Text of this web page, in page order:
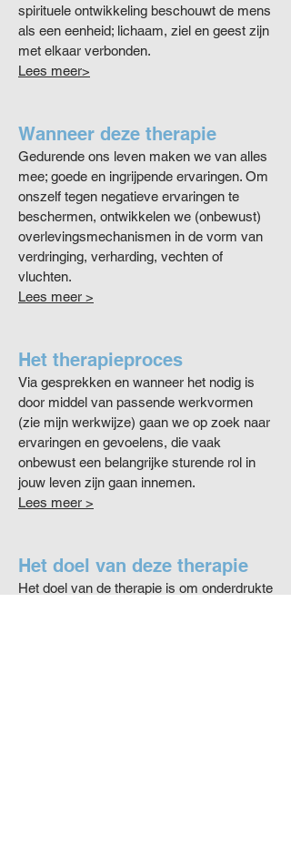
spirituele ontwikkeling beschouwt de mens
als een eenheid; lichaam, ziel en geest zijn
met elkaar verbonden.
Lees meer>
Wanneer deze therapie
Gedurende ons leven maken we van alles
mee; goede en ingrijpende ervaringen. Om
onszelf tegen negatieve ervaringen te
beschermen, ontwikkelen we (onbewust)
overlevingsmechanismen in de vorm van
verdringing, verharding, vechten of
vluchten.
Lees meer >
Het therapieproces
Via gesprekken en wanneer het nodig is
door middel van passende werkvormen
(zie mijn werkwijze) gaan we op zoek naar
ervaringen en gevoelens, die vaak
onbewust een belangrijke sturende rol in
jouw leven zijn gaan innemen.
Lees meer >
Het doel van deze therapie
Het doel van de therapie is om onderdrukte